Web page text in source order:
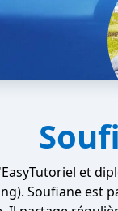
et
Soufiane est